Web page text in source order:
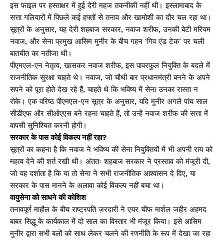
इस फाइल पर हस्ताक्षर में हुई देरी महज तकनीकी नहीं थी। इस्लामाबाद के
सत्ता गलियारों में पिछले कई हफ्तों से तनाव और खामोशी का दौर चल रहा था।
सूत्रों के अनुसार, यह देरी शहबाज सरकार, नवाज शरीफ, उनकी बेटी मरियम
नवाज, और सेना प्रमुख आसिम मुनीर के बीच गहन ‘गिव एंड टेक’ पर चली
बातचीत का नतीजा थी।
पीएमएल-एन नेतृत्व, खासकर नवाज शरीफ, इस पावरफुल नियुक्ति के बदले में
राजनीतिक सुरक्षा चाहते थे। नवाज, जो चौथी बार प्रधानमंत्री बनने के अपने
सपने को पूरा होते देख रहे हैं, चाहते थे कि भविष्य में सेना उनका रास्ता न
रोके। एक वरिष्ठ पीएमएल-एन सूत्र के अनुसार, यदि मुनीर अगले पांच साल
सीडीएफ और सीओएएस बने रहना चाहते हैं, तो उन्हें नवाज शरीफ की सत्ता में
वापसी सुनिश्चित करनी होगी।
सरकार के पास कोई विकल्प नहीं रहा?
सूत्रों का कहना है कि नवाज ने भविष्य की सेना नियुक्तियों में भी अपनी राय को
महत्व देने की शर्त रखी थी। अंततः शहबाज सरकार ने प्रस्ताव को मंजूरी दी,
जो यह दर्शाता है कि या तो सेना ने सभी राजनीतिक आश्वासन दे दिए, या
सरकार के पास मानने के अलावा कोई विकल्प नहीं बचा था।
वायुसेना को साधने की कोशिश
तनावपूर्ण माहौल के बीच राष्ट्रपति ज़रदारी ने एयर चीफ मार्शल जहीर अहमद
बाबर सिद्धू के कार्यकाल में दो साल का विस्तार भी मंजूर किया। इसे आसिम
मुनीर द्वारा सभी बलों को साथ लेकर चलने की रणनीति के रूप में देखा जा रहा